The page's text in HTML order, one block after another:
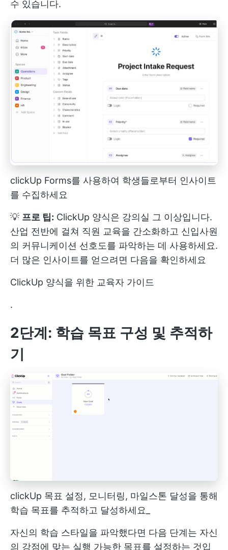
수 있습니다.
clickUp Forms를 사용하여 학생들로부터 인사이트
를 수집하세요
💡 프로 팁: ClickUp 양식은 강의실 그 이상입니다.
산업 전반에 걸쳐 직원 교육을 간소화하고 신입사원
의 커뮤니케이션 선호도를 파악하는 데 사용하세요.
더 많은 인사이트를 얻으려면 다음을 확인하세요
ClickUp 양식을 위한 교육자 가이드
.
2단계: 학습 목표 구성 및 추적하
기
clickUp 목표 설정, 모니터링, 마일스톤 달성을 통해
학습 목표를 추적하고 달성하세요_
자신의 학습 스타일을 파악했다면 다음 단계는 자신
의 강점에 맞는 실행 가능한 목표를 설정하는 것입